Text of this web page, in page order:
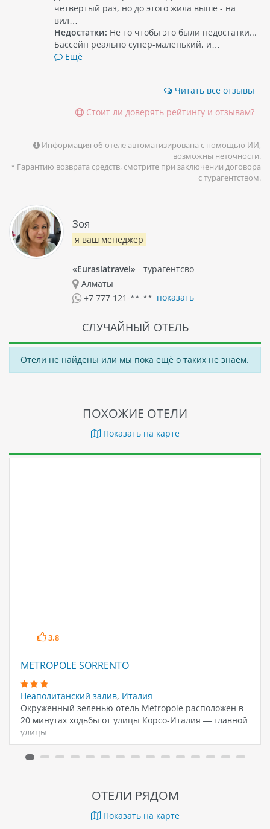
четвертый раз, но до этого жила выше - на
вил…
Недостатки: Не то чтобы это были недостатки...
Бассейн реально супер-маленький, и…
Ещё
Читать все отзывы
Стоит ли доверять рейтингу и отзывам?
Информация об отеле автоматизирована с помощью ИИ,
возможны неточности.
* Гарантию возврата средств, смотрите при заключении договора
с турагентством.
Зоя
я ваш менеджер
«Eurasiatravel» - турагентсво
Алматы
+7 777 121-**-** показать
СЛУЧАЙНЫЙ ОТЕЛЬ
Отели не найдены или мы пока ещё о таких не знаем.
ПОХОЖИЕ ОТЕЛИ
Показать на карте
3.8
METROPOLE SORRENTO
Неаполитанский залив, Италия
Окруженный зеленью отель Metropole расположен в
20 минутах ходьбы от улицы Корсо-Италия — главной
улицы…
ОТЕЛИ РЯДОМ
Показать на карте